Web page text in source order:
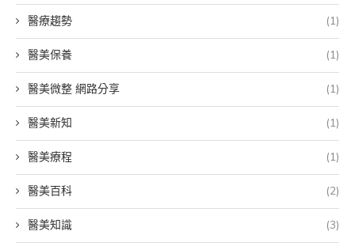
醫療趨勢 (1)
醫美保養 (1)
醫美微整 網路分享 (1)
醫美新知 (1)
醫美療程 (1)
醫美百科 (2)
醫美知識 (3)